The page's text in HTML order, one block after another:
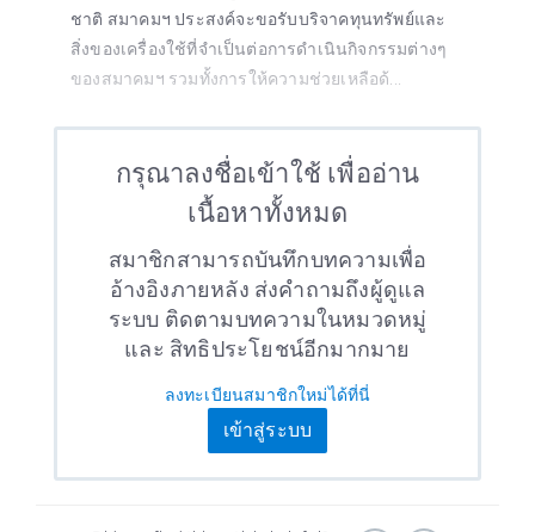
ชาติ สมาคมฯ ประสงค์จะขอรับบริจาคทุนทรัพย์และ
สิ่งของเครื่องใช้ที่จำเป็นต่อการดำเนินกิจกรรมต่างๆ
ของสมาคมฯ รวมทั้งการให้ความช่วยเหลือด้...
กรุณาลงชื่อเข้าใช้ เพื่ออ่าน
เนื้อหาทั้งหมด
สมาชิกสามารถบันทึกบทความเพื่อ
อ้างอิงภายหลัง ส่งคำถามถึงผู้ดูแล
ระบบ ติดตามบทความในหมวดหมู่
และ สิทธิประโยชน์อีกมากมาย
ลงทะเบียนสมาชิกใหม่ได้ที่นี่
เข้าสู่ระบบ